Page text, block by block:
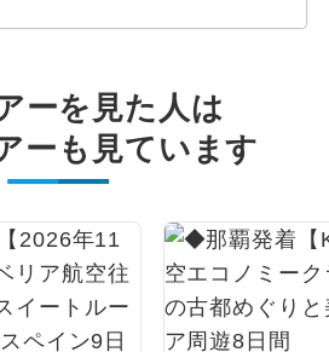
ーを見た人は
ーも見ています